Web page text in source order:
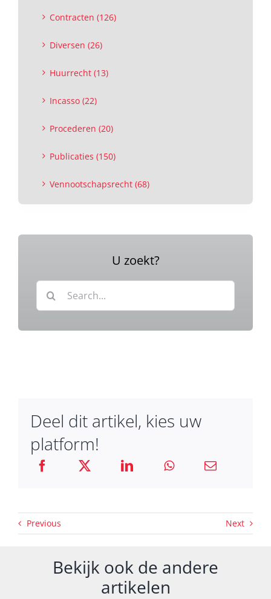
Contracten (126)
Diversen (26)
Huurrecht (13)
Incasso (22)
Procederen (20)
Publicaties (150)
Vennootschapsrecht (68)
U zoekt?
naar:
Deel dit artikel, kies uw
platform!
Previous Next
Bekijk ook de andere
artikelen